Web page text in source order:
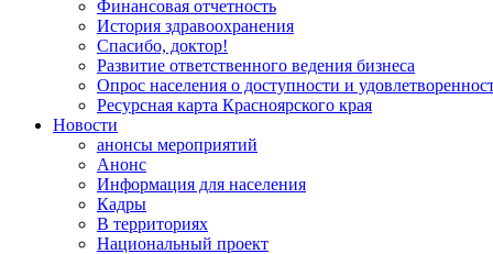
Финансовая отчетность
История здравоохранения
Спасибо, доктор!
Развитие ответственного ведения бизнеса
Опрос населения о доступности и
Ресурсная карта Красноярского края
Новости
анонсы мероприятий
Анонс
Информация для населения
Кадры
В территориях
Национальный проект